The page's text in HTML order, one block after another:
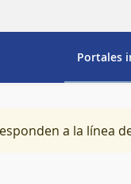
Portales
a la línea